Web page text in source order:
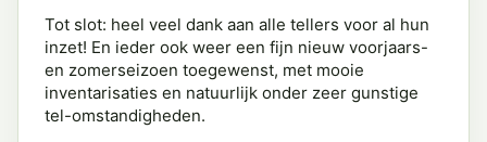
Tot slot: heel veel dank aan alle tellers voor al hun
inzet! En ieder ook weer een fijn nieuw voorjaars-
en zomerseizoen toegewenst, met mooie
inventarisaties en natuurlijk onder zeer gunstige
tel-omstandigheden.